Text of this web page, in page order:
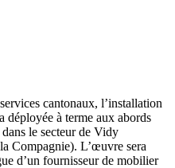
cantonaux, l’installation
déployée à terme aux abords
le secteur de Vidy
Compagnie). L’œuvre sera
d’un fournisseur de mobilier